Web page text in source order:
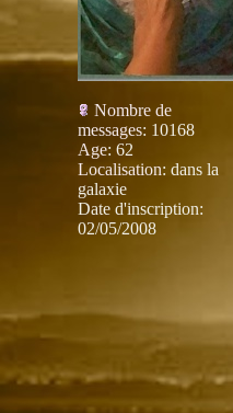
Nombre de
messages: 10168
Age: 62
Localisation: dans la
galaxie
Date d'inscription:
02/05/2008